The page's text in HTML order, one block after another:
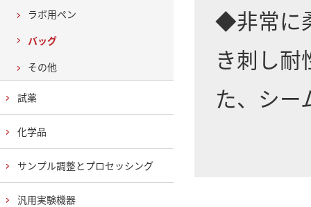
◆非常に
き刺し
た、シー
ラボ用ペン
バッグ
その他
試薬
化学品
サンプル調整とプロセッシング
汎用実験機器